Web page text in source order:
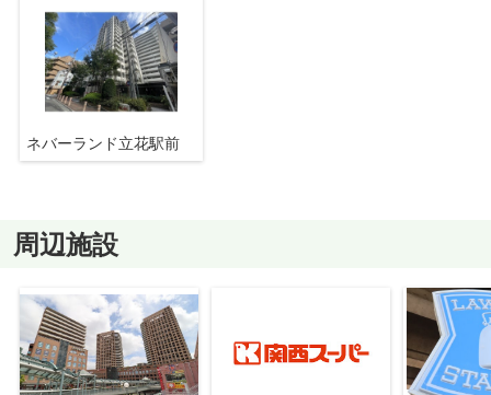
ネバーランド立花駅前
周辺施設